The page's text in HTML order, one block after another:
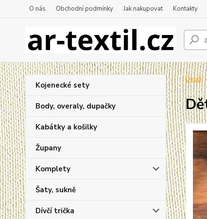
O nás Obchodní podmínky Jak nakupovat Kontakty
Kojenecké sety
Body, overaly, dupačky
Kabátky a košilky
Župany
Komplety
Šaty, sukně
Dívčí trička
Úvod